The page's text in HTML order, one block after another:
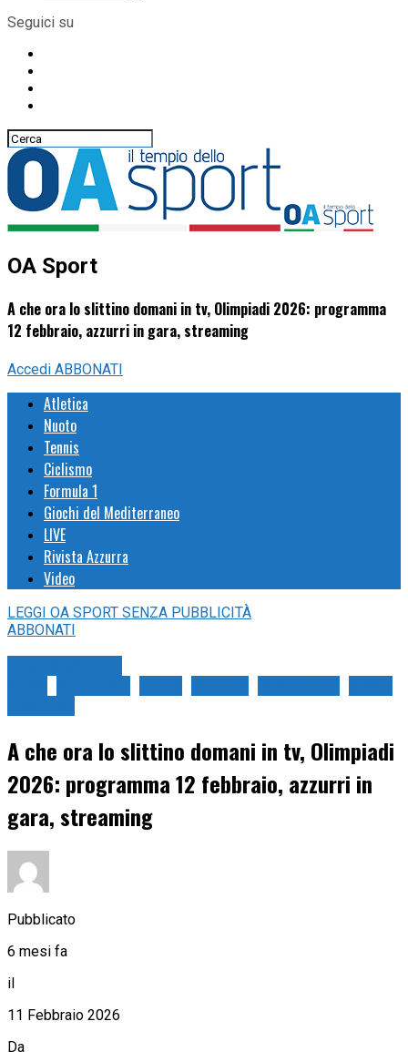
Seguici su
OA Sport
A che ora lo slittino domani in tv, Olimpiadi 2026: programma
12 febbraio, azzurri in gara, streaming
Accedi ABBONATI
Atletica
Nuoto
Tennis
Ciclismo
Formula 1
Giochi del Mediterraneo
LIVE
Rivista Azzurra
Video
LEGGI OA SPORT SENZA PUBBLICITÀ
ABBONATI
A che ora lo slittino domani in tv, Olimpiadi
2026: programma 12 febbraio, azzurri in
gara, streaming
Pubblicato
6 mesi fa
il
11 Febbraio 2026
Da